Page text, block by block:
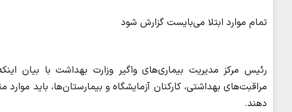
تمام موارد ابتلا می‌بایست گزارش شود
رئیس مرکز مدیریت بیماری‌های واگیر وزارت بهداشت با بیان
مراقبت‌های بهداشتی، کارکنان آزمایشگاه و بیمارستان‌ها، باید
دهند.